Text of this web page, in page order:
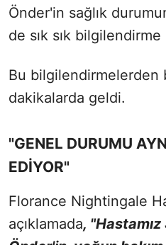
Önder'in sağlık
de sık sık
Bu bilgilendirmelerden
dakikalarda geldi.
"GENEL DURUMU
EDİYOR"
Florance Nightingale
açıklamada, "Hastamız